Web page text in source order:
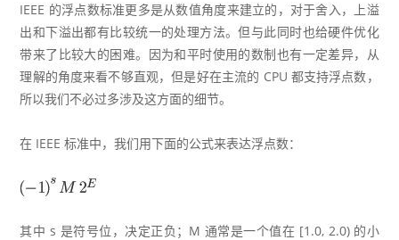
IEEE 的浮点数标准更多是从数值角度来建立的，对于舍入，上溢
出和下溢出都有比较统一的处理方法。但与此同时也给硬件优化
带来了比较大的困难。因为和平时使用的数制也有一定差异，从
理解的角度来看不够直观，但是好在主流的 CPU 都支持浮点数，
所以我们不必过多涉及这方面的细节。
在 IEEE 标准中，我们用下面的公式来表达浮点数：
其中 s 是符号位，决定正负；M 通常是一个值在 [1.0, 2.0) 的小